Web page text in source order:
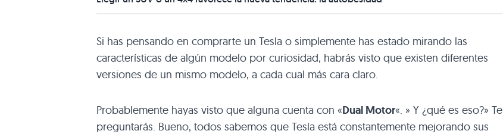
Si has pensando en comprarte un Tesla o simplemente has estado mirando las
características de algún modelo por curiosidad, habrás visto que existen diferentes
versiones de un mismo modelo, a cada cual más cara claro.
Probablemente hayas visto que alguna cuenta con «Dual Motor«. » Y ¿qué es eso?» Te
preguntarás. Bueno, todos sabemos que Tesla está constantemente mejorando sus